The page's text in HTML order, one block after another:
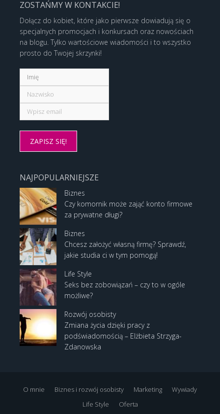
ZOSTAŃMY W KONTAKCIE!
Dołącz do kobiet, które jako pierwsze dowiadują się o
specjalnych promocjach i konkursach oraz nowościach
na blogu. Tylko wartościowe wiadomości i to wszystko
prosto do Twojej skrzynki!
NAJPOPULARNIEJSZE
Biznes
Czy komornik może zająć konto firmowe
za prywatne długi?
Biznes
Chcesz założyć własną firmę? Sprawdź,
jakie studia ci w tym pomogą!
Life Style
Seks bez zobowiązań – czy to w ogóle
możliwe?
Rozwój osobisty
Zmiana życia dzięki pracy z
podświadomością – Elżbieta Strzyga-
Zdanowska
O mnie Biznes i rozwój osobisty Marketing
Wywiady
Life Style
Oferta